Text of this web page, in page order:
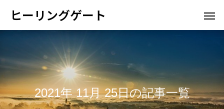
ヒーリングゲート
2021年 11月 25日の記事一覧